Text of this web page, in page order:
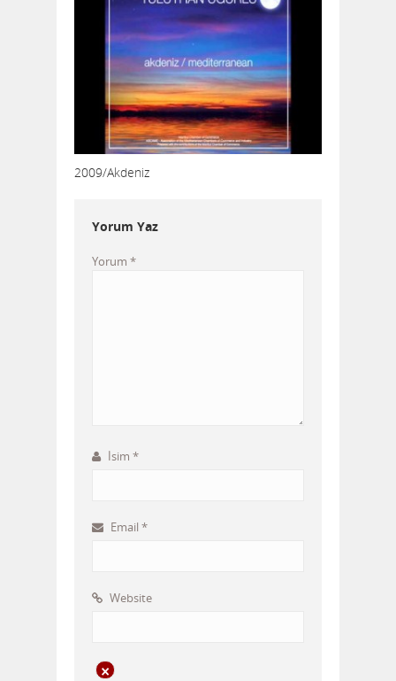
2009/Akdeniz
Yorum Yaz
Yorum *
İsim *
Email *
Website